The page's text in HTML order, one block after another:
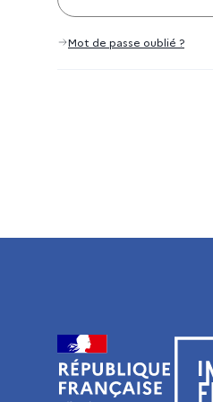
Mot de passe oublié ?
Visiter